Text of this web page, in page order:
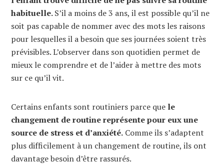
habituelle.S’il a moins de 3 ans, il est possible qu’il ne
soit pas capable de nommer avec des mots les raisons
pour lesquelles il a besoin que ses journées soient très
prévisibles. L’observer dans son quotidien permet de
mieux le comprendre et de l’aider à mettre des mots
sur ce qu’il vit.
Certains enfants sont routiniers parce que le
changement de routine représente pour eux une
source de stress et d’anxiété. Comme ils s’adaptent
plus difficilement à un changement de routine, ils ont
davantage besoin d’être rassurés.